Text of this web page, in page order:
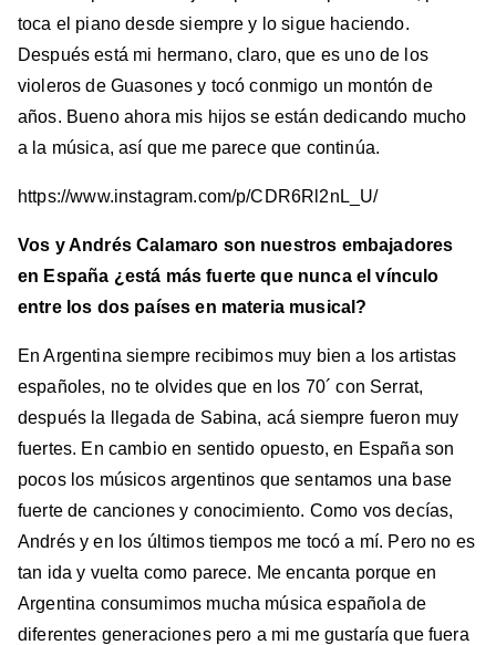
toca el piano desde siempre y lo sigue haciendo.
Después está mi hermano, claro, que es uno de los
violeros de Guasones y tocó conmigo un montón de
años. Bueno ahora mis hijos se están dedicando mucho
a la música, así que me parece que continúa.
https://www.instagram.com/p/CDR6Rl2nL_U/
Vos y Andrés Calamaro son nuestros embajadores
en España ¿está más fuerte que nunca el vínculo
entre los dos países en materia musical?
En Argentina siempre recibimos muy bien a los artistas
españoles, no te olvides que en los 70´ con Serrat,
después la llegada de Sabina, acá siempre fueron muy
fuertes. En cambio en sentido opuesto, en España son
pocos los músicos argentinos que sentamos una base
fuerte de canciones y conocimiento. Como vos decías,
Andrés y en los últimos tiempos me tocó a mí. Pero no es
tan ida y vuelta como parece. Me encanta porque en
Argentina consumimos mucha música española de
diferentes generaciones pero a mi me gustaría que fuera